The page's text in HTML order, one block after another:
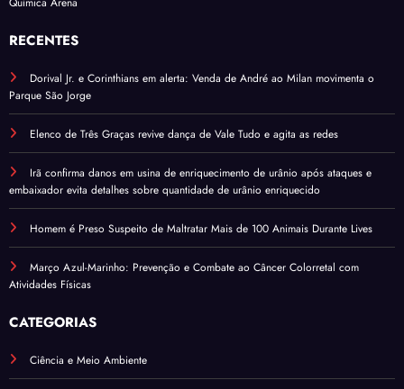
RECENTES
Dorival Jr. e Corinthians em alerta: Venda de André ao Milan movimenta o
Parque São Jorge
Elenco de Três Graças revive dança de Vale Tudo e agita as redes
Irã confirma danos em usina de enriquecimento de urânio após ataques e
embaixador evita detalhes sobre quantidade de urânio enriquecido
Homem é Preso Suspeito de Maltratar Mais de 100 Animais Durante Lives
Março Azul-Marinho: Prevenção e Combate ao Câncer Colorretal com
Atividades Físicas
CATEGORIAS
Ciência e Meio Ambiente